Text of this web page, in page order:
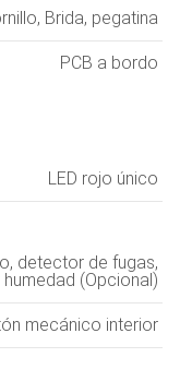
Brida, pegatina
PCB a bordo
LED rojo único
detector de fugas,
(Opcional)
mecánico interior